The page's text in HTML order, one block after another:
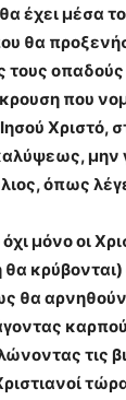
έχει μέσα
θα
τους
που
Χριστό,
μην
όπως
μόνο οι
θα
θα
τις